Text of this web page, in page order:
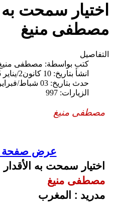
اختيار سمحت به
مصطفى منيغ
التفاصيل
كتب بواسطة: مصطفى
انشأ بتاريخ: 10 كانون2/يناير 2025
حدث بتاريخ: 03 شباط/فبراير 2025
الزيارات: 997
مصطفى منيغ
عرض صفحة
اختيار سمحت به الأقدار
مصطفى منيغ
مدريد : المغرب